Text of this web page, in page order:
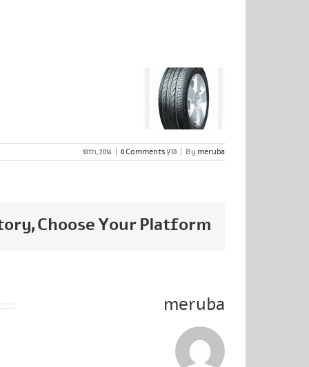
By meruba מרץ 10th, 2016 0 Comments
Choose Your Platform!
meruba